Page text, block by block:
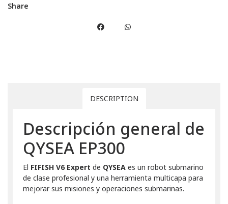
Share
DESCRIPTION
Descripción general de
QYSEA EP300
El FIFISH V6 Expert de QYSEA es un robot submarino
de clase profesional y una herramienta multicapa para
mejorar sus misiones y operaciones submarinas.